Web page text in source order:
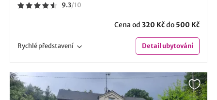
9.3/10
Cena od 320 Kčdo 500 Kč
Rychlépředstavení Detailubytování